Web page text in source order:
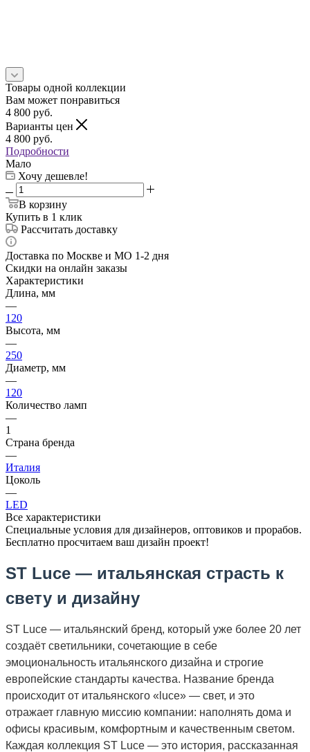
Товары одной коллекции
Вам может понравиться
4 800 руб.
Варианты цен
4 800 руб.
Подробности
Мало
Хочу дешевле!
В корзину
Купить в 1 клик
Рассчитать доставку
Доставка по Москве и МО 1-2 дня
Скидки на онлайн заказы
Характеристики
Длина, мм
—
120
Высота, мм
—
250
Диаметр, мм
—
120
Количество ламп
—
1
Страна бренда
—
Италия
Цоколь
—
LED
Все характеристики
Специальные условия для дизайнеров, оптовиков и прорабов.
Бесплатно просчитаем ваш дизайн проект!
ST Luce — итальянская страсть к
свету и дизайну
ST Luce — итальянский бренд, который уже более 20 лет
создаёт светильники, сочетающие в себе
эмоциональность итальянского дизайна и строгие
европейские стандарты качества. Название бренда
происходит от итальянского «luce» — свет, и это
отражает главную миссию компании: наполнять дома и
офисы красивым, комфортным и качественным светом.
Каждая коллекция ST Luce — это история, рассказанная